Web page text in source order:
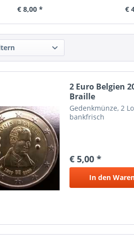
€ 8,00 * €
2 Euro Belgien
Braille
Gedenkmünze, 2
bankfrisch
€ 5,00 *
In den